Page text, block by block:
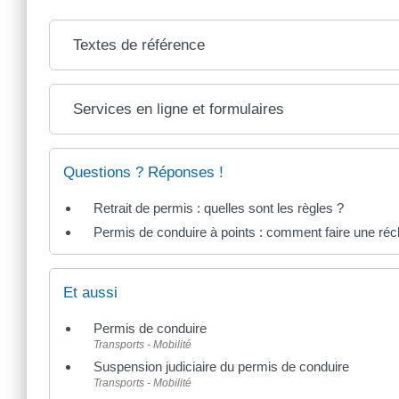
Textes de référence
Services en ligne et formulaires
Questions ? Réponses !
Retrait de permis : quelles sont les règles ?
Permis de conduire à points : comment faire une
Et aussi
Permis de conduire
Transports - Mobilité
Suspension judiciaire du permis de conduire
Transports - Mobilité